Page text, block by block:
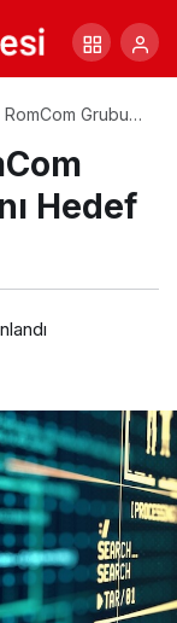
RomCom Grubu
Hedef